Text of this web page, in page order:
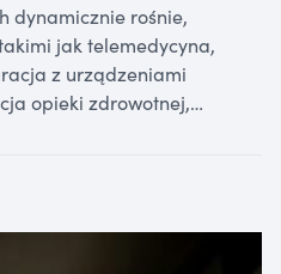
dynamicznie rośnie,
jak telemedycyna,
z urządzeniami
opieki zdrowotnej,…